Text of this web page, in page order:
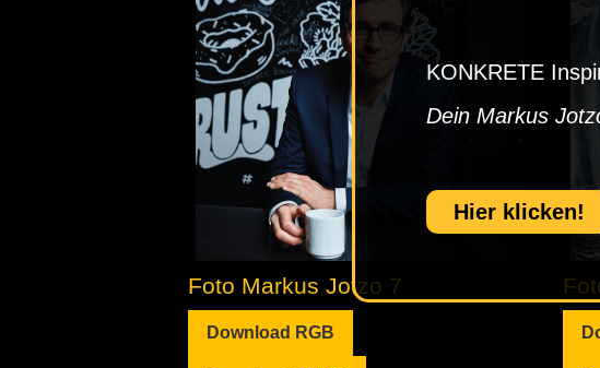
Foto Markus Jotzo 7
Download RGB
KONKRETE
Dein Markus
Hier klicken!